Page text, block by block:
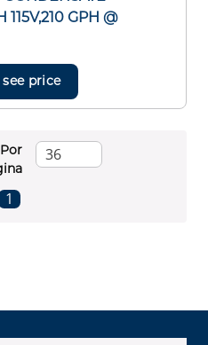
GPH @
price
page
1